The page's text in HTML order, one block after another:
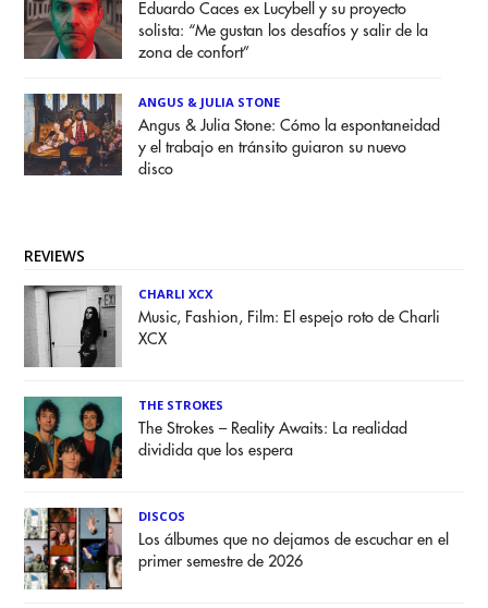
Eduardo Caces ex Lucybell y su proyecto
solista: “Me gustan los desafíos y salir de la
zona de confort”
ANGUS & JULIA STONE
Angus & Julia Stone: Cómo la espontaneidad
y el trabajo en tránsito guiaron su nuevo
disco
REVIEWS
CHARLI XCX
Music, Fashion, Film: El espejo roto de Charli
XCX
THE STROKES
The Strokes – Reality Awaits: La realidad
dividida que los espera
DISCOS
Los álbumes que no dejamos de escuchar en el
primer semestre de 2026